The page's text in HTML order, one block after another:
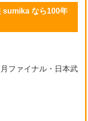
なら100年
ファイナル・日本武